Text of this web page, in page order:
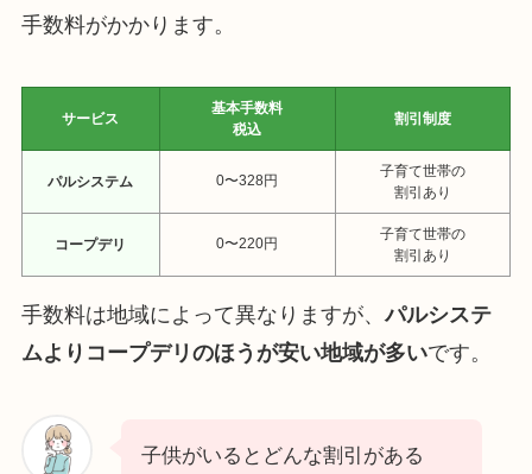
手数料がかかります。
サービス
基本手数料
税込
割引制度
パルシステム 0〜328円
子育て世帯の
割引あり
コープデリ 0〜220円
子育て世帯の
割引あり
手数料は地域によって異なりますが、パルシステ
ムよりコープデリのほうが安い地域が多いです。
子供がいるとどんな割引がある